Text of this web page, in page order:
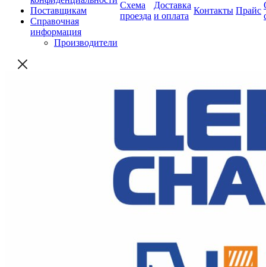
Поставщикам
Справочная
информация
Производители
Схема
проезда
Доставка
и оплата
Контакты Прайс